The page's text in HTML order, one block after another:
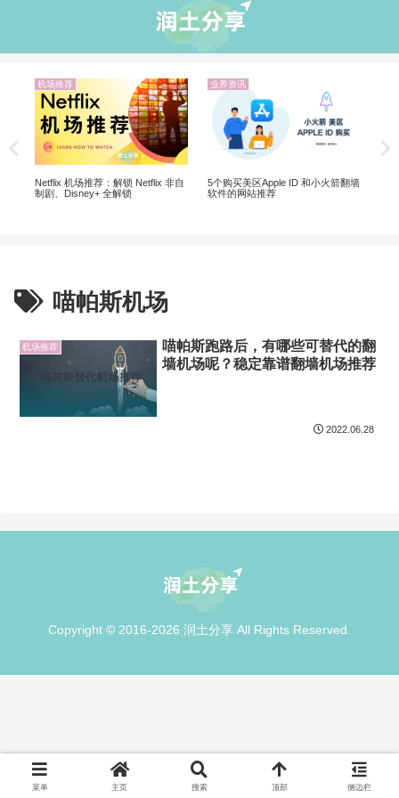
机场推荐
Netflix 机场推荐：解锁 Netflix 非自
制剧、Disney+ 全解锁
业界资讯
5个购买美区Apple ID 和小火箭翻墙
软件的网站推荐
喵帕斯机场
机场推荐
喵帕斯跑路后，有哪些可替代的翻
墙机场呢？稳定靠谱翻墙机场推荐
2022.06.28
Copyright © 2016-2026 润土分享 All Rights Reserved.
菜单 主页 搜索 顶部 侧边栏